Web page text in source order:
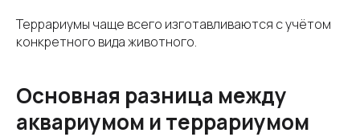
Террариумы чаще всего изготавливаются с учётом
конкретного вида животного.
Основная разница между
аквариумом и террариумом